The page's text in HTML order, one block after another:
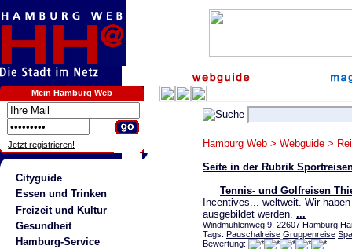
Mein Hamburg Web
Jetzt registrieren!
Cityguide
Essen und Trinken
Freizeit und Kultur
Gesundheit
Hamburg-Service
Hamburg Web > Webguide >
Seite in der Rubrik
Tennis- und Golfreisen
Incentives... weltweit. Wir
ausgebildet werden. ...
Windmühlenweg 9, 22607 Hamburg
Tags: Pauschalreise Gruppenreise
Bewertung: